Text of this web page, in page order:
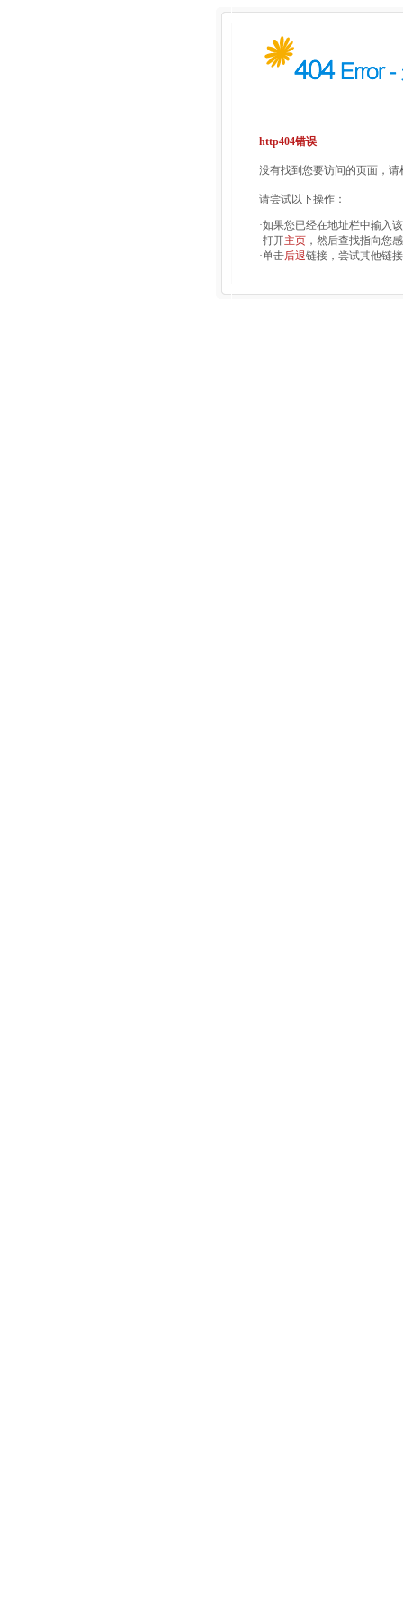
http404错误
没有找到您要访问的页面，
请尝试以下操作：
·如果您已经在地址栏中输入
·打开主页 ，然后查找指向您
·单击后退链接，尝试其他链